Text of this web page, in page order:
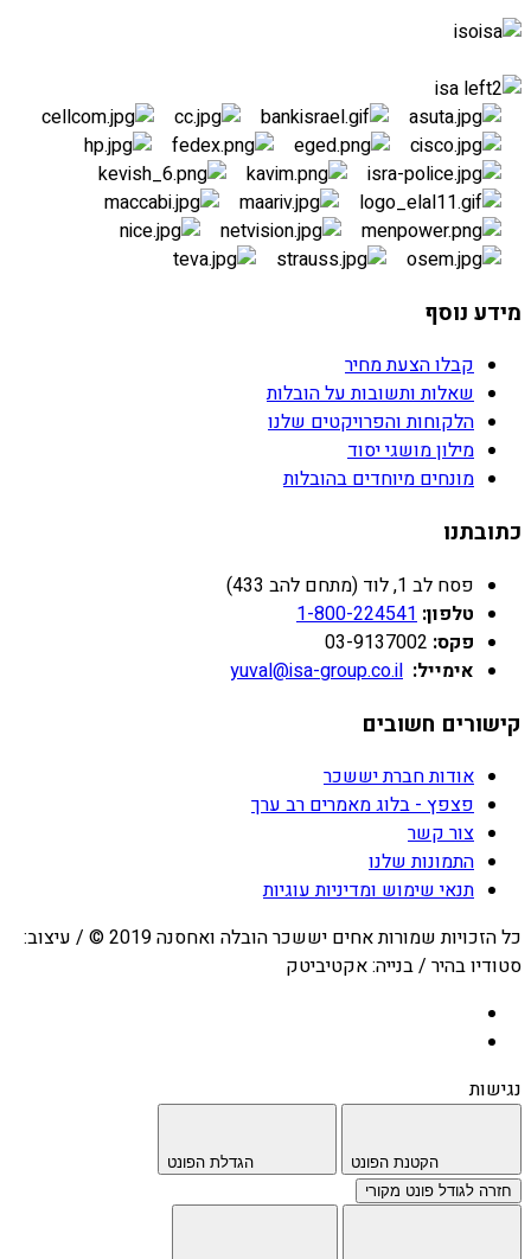
מידע נוסף
קבלו הצעת מחיר
שאלות ותשובות על הובלות
הלקוחות והפרויקטים שלנו
מילון מושגי יסוד
מונחים מיוחדים בהובלות
כתובתנו
פסח לב 1, לוד (מתחם להב 433)
טלפון: 1-800-224541
פקס: 03-9137002
אימייל: yuval@isa-group.co.il
קישורים חשובים
אודות חברת יששכר
פצפץ - בלוג מאמרים רב ערך
צור קשר
התמונות שלנו
תנאי שימוש ומדיניות עוגיות
כל הזכויות שמורות אחים יששכר הובלה ואחסנה 2019 © / עיצוב:
סטודיו בהיר / בנייה: אקטיביטק
נגישות
הקטנת הפונט
הגדלת הפונט
חזרה לגודל פונט מקורי